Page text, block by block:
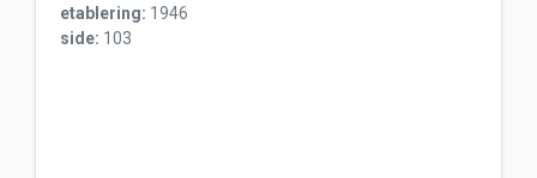
etablering: 1946
side: 103